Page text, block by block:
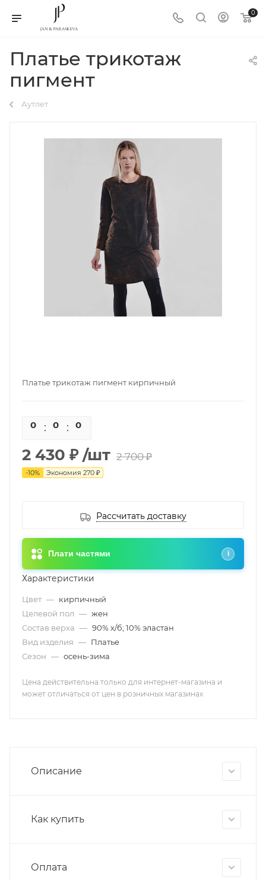
0
Платье трикотаж
пигмент
Аутлет
Платье трикотаж пигмент кирпичный
0 0 0
2 430 ₽ /шт 2 700 ₽
-10% Экономия 270 ₽
Рассчитать доставку
Плати частями i
Характеристики
Цвет — кирпичный
Целевой пол — жен
Состав верха — 90% х/б; 10% эластан
Вид изделия — Платье
Сезон — осень-зима
Цена действительна только для интернет-магазина и
может отличаться от цен в розничных магазинах
Описание
Как купить
Оплата